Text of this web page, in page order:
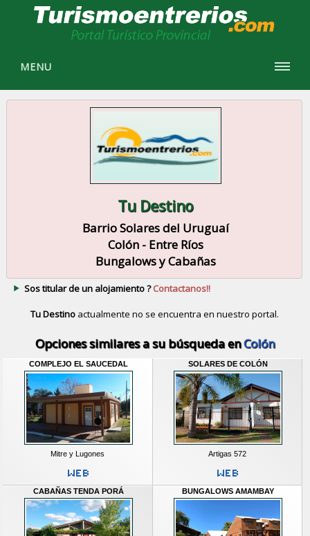
MENU
Tu Destino
Barrio Solares del Uruguaí
Colón - Entre Ríos
Bungalows y Cabañas
Sos titular de un alojamiento ?Contactanos!!
Tu Destino actualmente no se encuentra en nuestro portal.
Opciones similares a su búsqueda enColón
COMPLEJO EL SAUCEDAL
Mitre y Lugones
SOLARES DE COLÓN
Artigas 572
CABAÑAS TENDA PORÁ BUNGALOWS AMAMBAY